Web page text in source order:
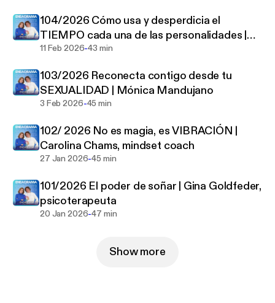
un viaje de autodescubrimiento que te ayudará a
comprender tus patrones de comportamiento,
relaciones y potencial de crecimiento.
No pierdas la oportunidad de explorar tu auténtico
ser y mejorar tu vida en todos los aspectos.
Sintoniza ahora y prepárate para desbloquear un
nuevo nivel de entendimiento de ti mismo y de
quienes te rodean.
104/2026 Cómo usa y desperdicia el
TIEMPO cada una de las personalidades |
Andrea Vargas y Adelaida Harrison
11 Feb 2026-43 min
103/2026 Reconecta contigo desde tu
SEXUALIDAD | Mónica Mandujano
3 Feb 2026-45 min
102/ 2026 No es magia, es VIBRACIÓN |
Carolina Chams, mindset coach
27 Jan 2026-45 min
101/2026 El poder de soñar | Gina Goldfeder,
psicoterapeuta
20 Jan 2026-47 min
Show more